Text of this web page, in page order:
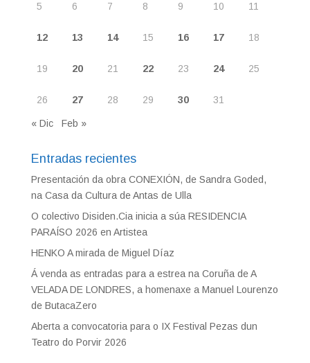
5 6 7 8 9 10 11
12 13 14 15 16 17 18
19 20 21 22 23 24 25
26 27 28 29 30 31
« Dic Feb »
Entradas recientes
Presentación da obra CONEXIÓN, de Sandra Goded,
na Casa da Cultura de Antas de Ulla
O colectivo Disiden.Cia inicia a súa RESIDENCIA
PARAÍSO 2026 en Artistea
HENKO A mirada de Miguel Díaz
Á venda as entradas para a estrea na Coruña de A
VELADA DE LONDRES, a homenaxe a Manuel Lourenzo
de ButacaZero
Aberta a convocatoria para o IX Festival Pezas dun
Teatro do Porvir 2026